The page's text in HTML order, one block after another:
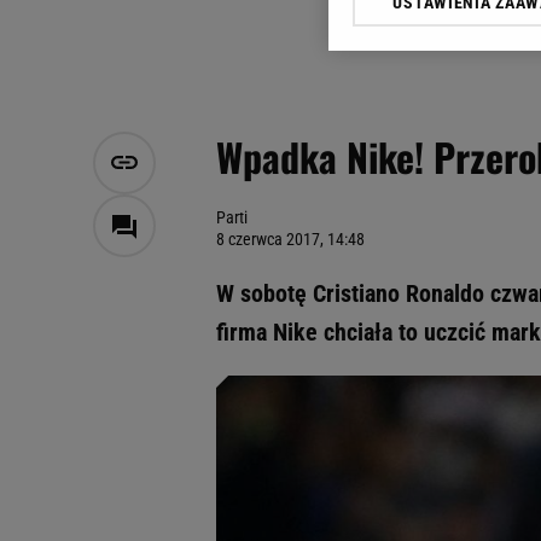
Wpadka Nike!
Parti
8 czerwca 2017, 14:48
W sobotę Cristiano Ronaldo
firma Nike chciała to uczcić
Klikając „Akceptuję”
Zaufanych Partnerów i
My, nasi Zaufani
Użycie dokładnych
badnie odbiorców i